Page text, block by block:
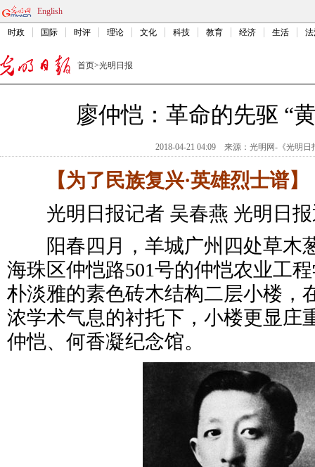
English
时政 国际 时评 理论 文化 科技 教育 经济 生活
首页>光明日报
廖仲恺：革命的先驱 “
2018-04-21 04:09 来源： 光明网-《光明日
【为了民族复兴·英雄烈士谱】
光明日报记者 吴春燕 光明日报
阳春四月，羊城广州四处草木
海珠区仲恺路501号的仲恺农业工
朴淡雅的素色砖木结构二层小楼，
浓学术气息的衬托下，小楼更显庄
仲恺、何香凝纪念馆。